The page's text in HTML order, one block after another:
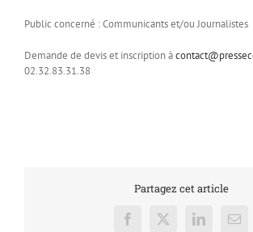
Public concerné : Communicants et/ou Journalistes
Demande de devis et inscription à
02.32.83.31.38
Partagez cet article
Facebook
X LinkedIn